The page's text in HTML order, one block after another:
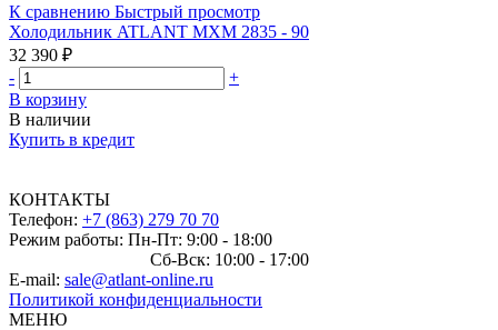
К сравнению Быстрый просмотр
Холодильник ATLANT МХМ 2835 - 90
32 390 ₽
-
+
В корзину
В наличии
Купить в кредит
КОНТАКТЫ
Телефон: +7 (863) 279 70 70
Режим работы: Пн-Пт: 9:00 - 18:00
Сб-Вск: 10:00 - 17:00
E-mail: sale@atlant-online.ru
Политикой конфиденциальности
МЕНЮ